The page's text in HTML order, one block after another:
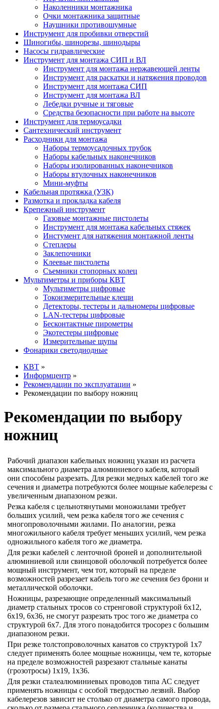
Наколенники монтажника
Очки монтажника защитные
Наушники противошумные
Инструмент для пробивки отверстий
Шиногибы, шинорезы, шинодыры
Насосы гидравлические
Инструмент для монтажа СИП и ВЛ
Инструмент для монтажа нержавеющей ленты
Инструмент для раскатки и натяжения проводов
Инструмент для монтажа СИП
Инструмент для монтажа ВЛ
Лебедки ручные и тяговые
Средства безопасности при работе на высоте
Инструмент для термоусадки
Сантехнический инструмент
Расходники для монтажа
Наборы термоусадочных трубок
Наборы кабельных наконечников
Наборы изолированных наконечников
Наборы втулочных наконечников
Мини-муфты
Кабельная протяжка (УЗК)
Размотка и прокладка кабеля
Крепежный инструмент
Газовые монтажные пистолеты
Инструмент для монтажа кабельных стяжек
Инстумент для натяжения монтажной ленты
Степлеры
Заклепочники
Клеевые пистолеты
Съемники стопорных колец
Мультиметры и приборы КВТ
Мультиметры цифровые
Токоизмерительные клещи
Детекторы, тестеры и дальномеры цифровые
LAN-тестеры цифровые
Бесконтактные пирометры
Экотестеры цифровые
Измерительные щупы
Фонарики светодиодные
КВТ »
Информцентр »
Рекомендации по эксплуатации »
Рекомендации по выбору ножниц
Рекомендации по выбору
ножниц
Рабочий диапазон кабельных ножниц указан из расчета
максимального диаметра алюминиевого кабеля, который
они способны разрезать. Для резки медных кабелей того же
сечения и диаметра потребуются более мощные кабелерезы с
увеличенным диапазоном резки.
Резка кабеля с цельнотянутыми моножилами требует
больших усилий, чем резка кабеля того же сечения с
многопроволочными жилами. По аналогии, резка
многожильного кабеля требует меньших усилий, чем резка
одножильного кабеля того же диаметра.
Для резки кабелей с ленточной броней и дополнительной
алюминиевой или свинцовой оболочкой потребуется более
мощный инструмент, чем тот, который на пределе
возможностей разрезает кабель того же сечения без брони и
металлической оболочки.
Ножницы, разрезающие определенный максимальный
диаметр стальных тросов со стренговой структурой 6х12,
6х19, 6х36, не смогут разрезать трос того же диаметра со
структурой 6х7. Для этого понадобится тросорез с большим
диапазоном резки.
При резке толстопроволочных канатов со структурой 1х7
следует применять более мощные ножницы, чем те, которые
на пределе возможностей разрезают стальные канаты
(грозотросы) 1х19, 1х36.
Для резки сталеалюминиевых проводов типа АС следует
применять ножницы с особой твердостью лезвий. Выбор
кабелерезов зависит не столько от диаметра самого провода,